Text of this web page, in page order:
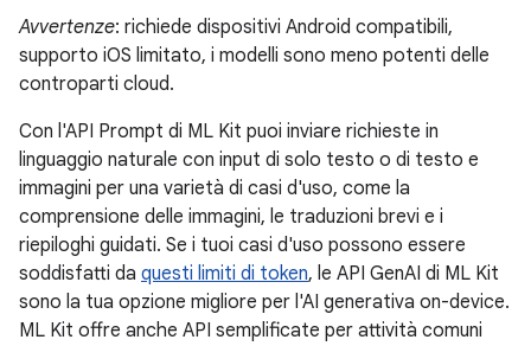
Avvertenze: richiede dispositivi Android compatibili,
supporto iOS limitato, i modelli sono meno potenti delle
controparti cloud.
Con l'API Prompt di ML Kit puoi inviare richieste in
linguaggio naturale con input di solo testo o di testo e
immagini per una varietà di casi d'uso, come la
comprensione delle immagini, le traduzioni brevi e i
riepiloghi guidati. Se i tuoi casi d'uso possono essere
soddisfatti da questi limiti di token, le API GenAI di ML Kit
sono la tua opzione migliore per l'AI generativa on-device.
ML Kit offre anche API semplificate per attività comuni